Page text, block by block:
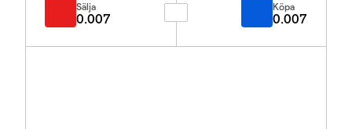
Sälja
0.007
Köpa
0.007